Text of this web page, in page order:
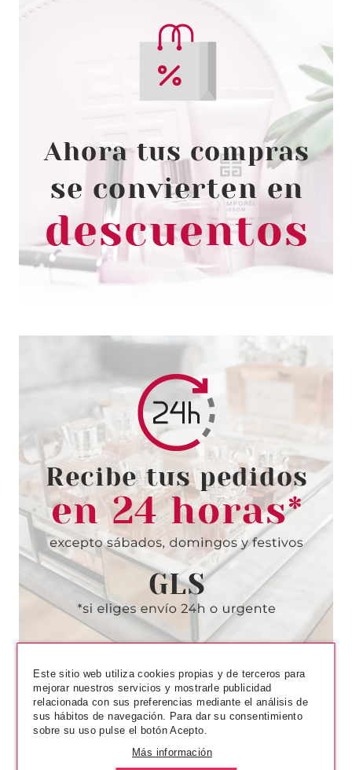
CATRICE
CATRICE LIP ARTIST MATE 6H
030 BARBERRY HOPPING
Pvr 5.69€
-20%
desde
4.55€
CATRICE
CATRICE PRIME AND SMOKEY
EFFECT PREBASE DE OJOS
010 5ML
Pvr 3.99€
-20%
desde
3.20€
Este sitio web utiliza cookies propias y de terceros para
mejorar nuestros servicios y mostrarle publicidad
relacionada con sus preferencias mediante el análisis de
sus hábitos de navegación. Para dar su consentimiento
sobre su uso pulse el botón Acepto.
Más información